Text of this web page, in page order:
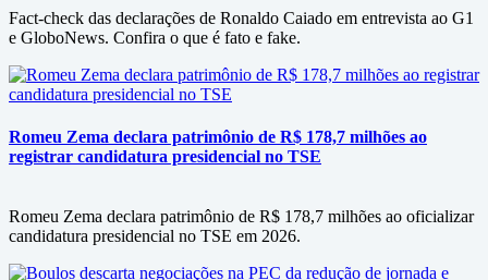
Fact-check das declarações de Ronaldo Caiado em entrevista ao G1
e GloboNews. Confira o que é fato e fake.
Romeu Zema declara patrimônio de R$ 178,7 milhões ao
registrar candidatura presidencial no TSE
Romeu Zema declara patrimônio de R$ 178,7 milhões ao oficializar
candidatura presidencial no TSE em 2026.